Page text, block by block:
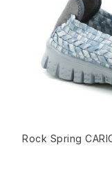
Rock Spring